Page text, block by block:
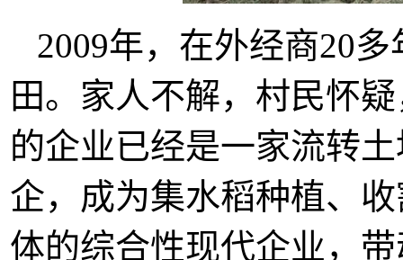
2009年，在外经商20
田。家人不解，村民怀
的企业已经是一家流转
企，成为集水稻种植、
体的综合性现代企业，